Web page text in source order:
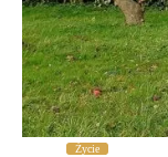
Życie